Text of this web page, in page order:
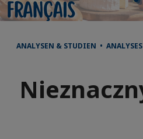
ANALYSEN & STUDIEN •